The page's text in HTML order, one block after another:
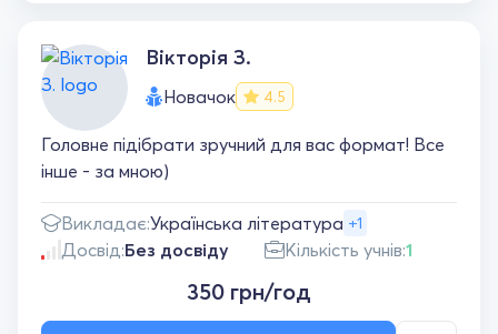
Вікторія З.
Новачок 4.5
Головне підібрати зручний для вас формат! Все
інше - за мною)
Викладає:Українська література +1
Досвід:Без досвіду Кількість учнів:1
350 грн/год